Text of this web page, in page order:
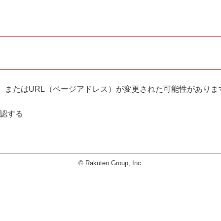
たはURL（ページアドレス）が変更された可能性がありま
する
© Rakuten Group, Inc.